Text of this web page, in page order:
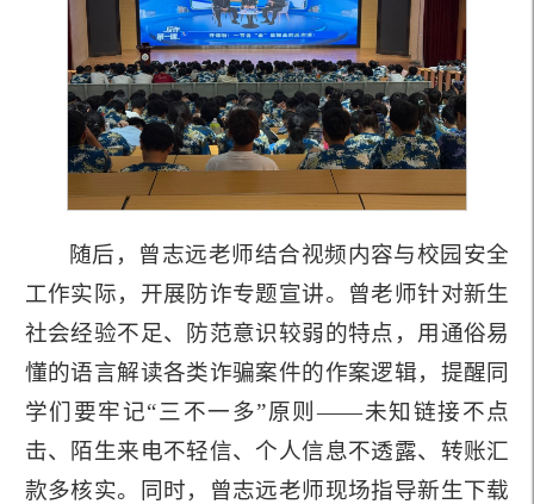
随后，曾志远老师结合视频内容与校园安全
工作实际，开展防诈专题宣讲。曾老师针对新生
社会经验不足、防范意识较弱的特点，用通俗易
懂的语言解读各类诈骗案件的作案逻辑，提醒同
学们要牢记“三不一多”原则——未知链接不点
击、陌生来电不轻信、个人信息不透露、转账汇
款多核实。同时，曾志远老师现场指导新生下载